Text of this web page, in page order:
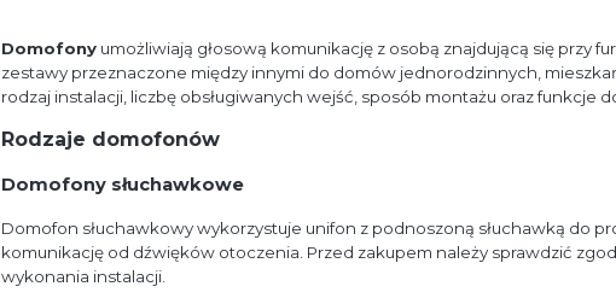
Domofony umożliwiają głosową komunikację z osobą znajdującą się przy
zestawy przeznaczone między innymi do domów jednorodzinnych,
rodzaj instalacji, liczbę obsługiwanych wejść, sposób montażu oraz funkcje
Rodzaje domofonów
Domofony słuchawkowe
Domofon słuchawkowy wykorzystuje unifon z podnoszoną słuchawką do
komunikację od dźwięków otoczenia. Przed zakupem należy sprawdzić
wykonania instalacji.